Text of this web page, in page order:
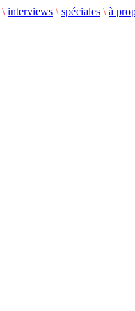
\ interviews \ spéciales \ à